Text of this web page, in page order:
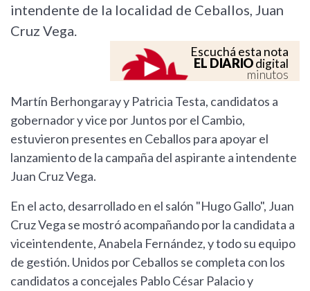
intendente de la localidad de Ceballos, Juan
Cruz Vega.
Escuchá esta nota
EL DIARIOdigital
minutos
Martín Berhongaray y Patricia Testa, candidatos a
gobernador y vice por Juntos por el Cambio,
estuvieron presentes en Ceballos para apoyar el
lanzamiento de la campaña del aspirante a intendente
Juan Cruz Vega.
En el acto, desarrollado en el salón "Hugo Gallo", Juan
Cruz Vega se mostró acompañando por la candidata a
viceintendente, Anabela Fernández, y todo su equipo
de gestión. Unidos por Ceballos se completa con los
candidatos a concejales Pablo César Palacio y